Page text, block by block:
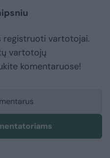
registruoti vartotojai.
vartotojų
komentaruose!